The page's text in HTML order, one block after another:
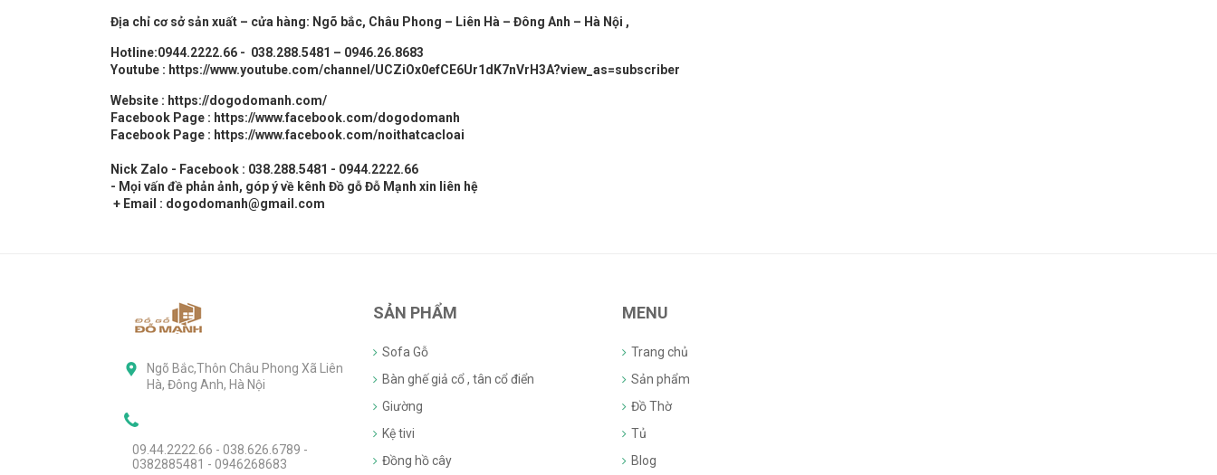
Địa chỉ cơ sở sản xuất – cửa hàng: Ngõ bắc, Châu Phong – Liên Hà – Đông Anh – Hà Nội ,
Hotline:0944.2222.66 - 038.288.5481 – 0946.26.8683
Youtube : https://www.youtube.com/channel/UCZiOx0efCE6Ur1dK7nVrH3A?view_as=subscriber
Website : https://dogodomanh.com/
Facebook Page : https://www.facebook.com/dogodomanh
Facebook Page : https://www.facebook.com/noithatcacloai
Nick Zalo - Facebook : 038.288.5481 - 0944.2222.66
- Mọi vấn đề phản ảnh, góp ý về kênh Đồ gỗ Đỗ Mạnh xin liên hệ
+ Email : dogodomanh@gmail.com
Ngõ Bắc,Thôn Châu Phong Xã Liên
Hà, Đông Anh, Hà Nội
09.44.2222.66 - 038.626.6789 -
0382885481 - 0946268683
SẢN PHẨM
Sofa Gỗ
Bàn ghế giả cổ , tân cổ điển
Giường
Kệ tivi
Đồng hồ cây
MENU
Trang chủ
Sản phẩm
Đồ Thờ
Tủ
Blog